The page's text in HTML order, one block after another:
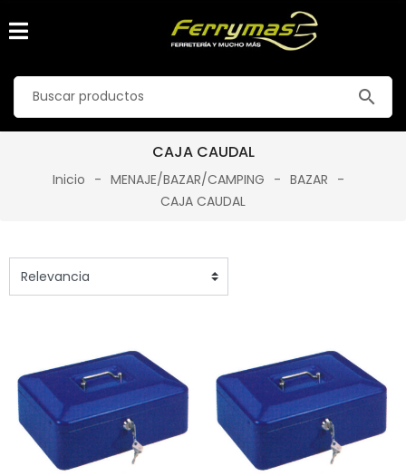
search
CAJA CAUDAL
Inicio MENAJE/BAZAR/CAMPING
BAZAR
CAJA CAUDAL